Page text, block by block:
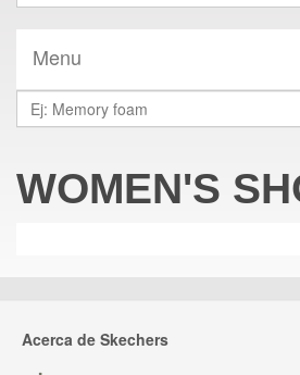
Menu
WOMEN'S
Acerca de Skechers